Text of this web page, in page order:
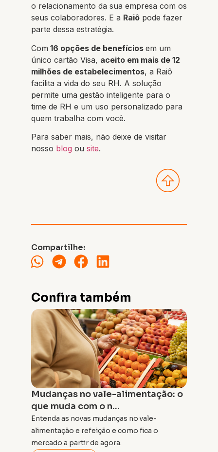
o relacionamento da sua empresa com os
seus colaboradores. E a Raiô pode fazer
parte dessa estratégia.
Com 16 opções de benefícios em um
único cartão Visa, aceito em mais de 12
milhões de estabelecimentos, a Raiô
facilita a vida do seu RH. A solução
permite uma gestão inteligente para o
time de RH e um uso personalizado para
quem trabalha com você.
Para saber mais, não deixe de visitar
nosso blog ou site.
Compartilhe:
Confira também
Mudanças no vale-alimentação: o
que muda com o n...
Entenda as novas mudanças no vale-
alimentação e refeição e como fica o
mercado a partir de agora.